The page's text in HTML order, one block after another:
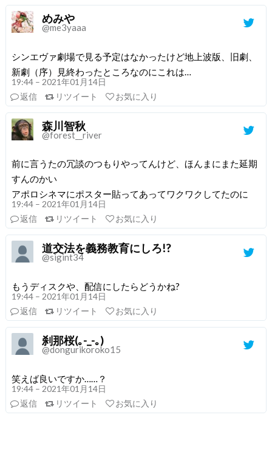
めみや
@me3yaaa
シンエヴァ劇場で見る予定はなかったけど地上波版、旧劇、
新劇（序）見終わったところなのにこれは…
19:44 – 2021年01月14日
返信
リツイート お気に入り
森川智秋
@forest__river
前に言うたの冗談のつもりやってんけど、ほんまにまた延期
すんのかい
アポロシネマにポスター貼ってあってワクワクしてたのに
19:44 – 2021年01月14日
返信
リツイート お気に入り
道交法を義務教育にしろ!?
@sigint34
もうディスクや、配信にしたらどうかね?
19:44 – 2021年01月14日
返信
リツイート お気に入り
刹那桜(｡-_-｡)
@dongurikoroko15
笑えば良いですか……？
19:44 – 2021年01月14日
返信
リツイート お気に入り